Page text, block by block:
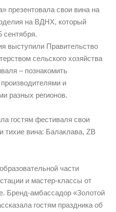
презентовала свои вина на
на ВДНХ, который
сентября.
выступили Правительство
сельского хозяйства
– познакомить
и
разных регионов.
гостям фестиваля свои
тихие вина: Балаклава, ZB
части
и мастер-классы от
Бренд-амбассадор «Золотой
гостям праздника об